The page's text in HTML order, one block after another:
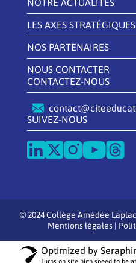
NOTRE ACTUALITÉS
LES AXES STRATÉGIQUES
NOS PARTENAIRES
NOUS CONTACTER
CONTACTEZ-NOUS
SUIVEZ-NOUS
© 2024 Collège Amédée
Mentions légales |
Optimized by
Turns on site high speed to be